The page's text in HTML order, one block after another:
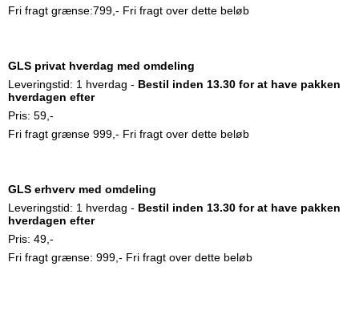
Fri fragt grænse:799,- Fri fragt over dette beløb
GLS privat hverdag med omdeling
Leveringstid: 1 hverdag - Bestil inden 13.30 for at have pakken
hverdagen efter
Pris: 59,-
Fri fragt grænse 999,- Fri fragt over dette beløb
GLS erhverv med omdeling
Leveringstid: 1 hverdag - Bestil inden 13.30 for at have pakken
hverdagen efter
Pris: 49,-
Fri fragt grænse: 999,- Fri fragt over dette beløb